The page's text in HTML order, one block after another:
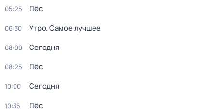
05:25 Пёс
06:30 Утро. Самое лучшее
08:00 Сегодня
08:25 Пёс
10:00 Сегодня
10:35 Пёс